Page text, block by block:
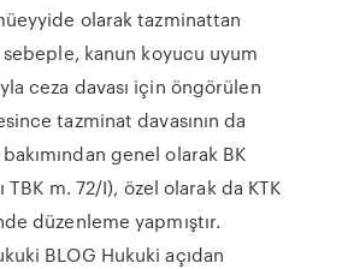
olarak tazminattan
sebeple, kanun koyucu uyum
ceza davası için öngörülen
tazminat davasının da
genel olarak BK
TBK m. 72/I), özel olarak da KTK
düzenleme yapmıştır.
BLOG Hukuki açıdan